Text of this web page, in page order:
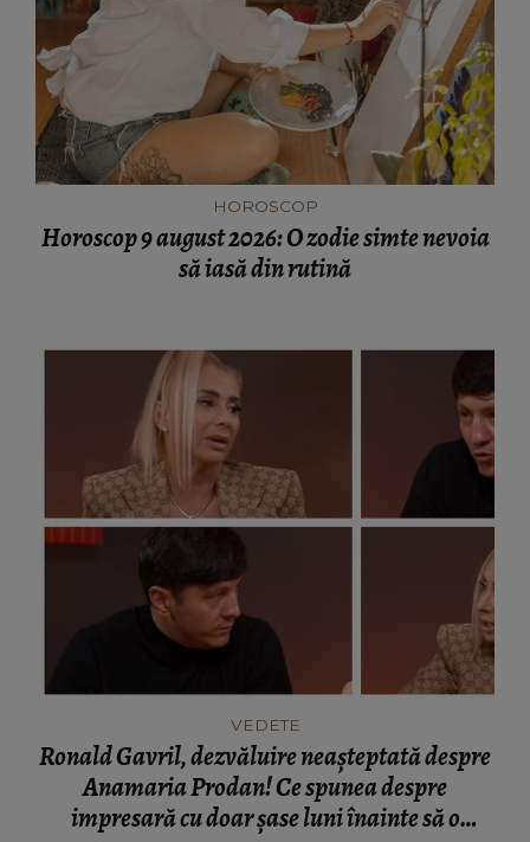
HOROSCOP
Horoscop 9 august 2026: O zodie simte nevoia
să iasă din rutină
VEDETE
Ronald Gavril, dezvăluire neașteptată despre
Anamaria Prodan! Ce spunea despre
impresară cu doar șase luni înainte să o